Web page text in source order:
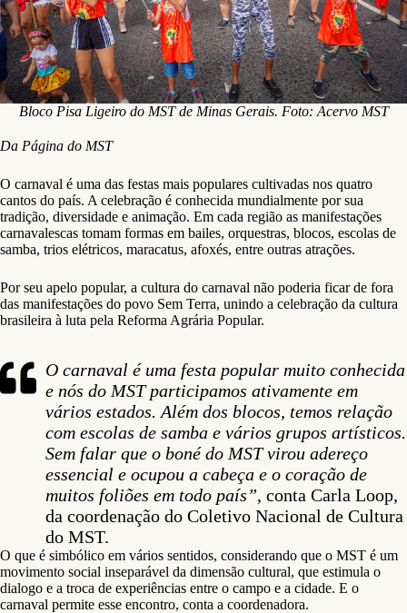
Bloco Pisa Ligeiro do MST de Minas Gerais. Foto: Acervo MST
Da Página do MST
O carnaval é uma das festas mais populares cultivadas nos quatro
cantos do país. A celebração é conhecida mundialmente por sua
tradição, diversidade e animação. Em cada região as manifestações
carnavalescas tomam formas em bailes, orquestras, blocos, escolas de
samba, trios elétricos, maracatus, afoxés, entre outras atrações.
Por seu apelo popular, a cultura do carnaval não poderia ficar de fora
das manifestações do povo Sem Terra, unindo a celebração da cultura
brasileira à luta pela Reforma Agrária Popular.
O carnaval é uma festa popular muito conhecida
e nós do MST participamos ativamente em
vários estados. Além dos blocos, temos relação
com escolas de samba e vários grupos artísticos.
Sem falar que o boné do MST virou adereço
essencial e ocupou a cabeça e o coração de
muitos foliões em todo país”, conta Carla Loop,
da coordenação do Coletivo Nacional de Cultura
do MST.
O que é simbólico em vários sentidos, considerando que o MST é um
movimento social inseparável da dimensão cultural, que estimula o
dialogo e a troca de experiências entre o campo e a cidade. E o
carnaval permite esse encontro, conta a coordenadora.